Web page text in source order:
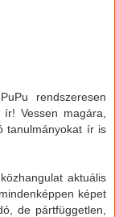
rendszeresen
Vessen magára,
tanulmányokat ír is
aktuális
képet
de pártfüggetlen,